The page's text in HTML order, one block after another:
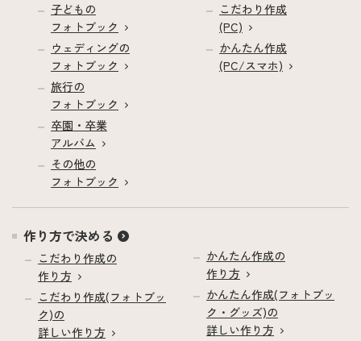
子どもの
フォトブック
ウェディングの
フォトブック
旅行の
フォトブック
卒園・卒業
アルバム
その他の
フォトブック
こだわり作成
(PC)
かんたん作成
(PC/スマホ)
作り方で決める
こだわり作成の
作り方
こだわり作成(フォトブッ
ク)の
詳しい作り方
かんたん作成の
作り方
かんたん作成(フォトブッ
ク・グッズ)の
詳しい作り方